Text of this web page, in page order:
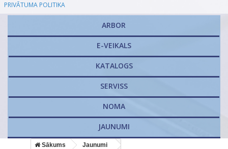
PRIVĀTUMA POLITIKA
ARBOR
E-VEIKALS
KATALOGS
​SERVISS
NOMA
JAUNUMI
Sākums Jaunumi